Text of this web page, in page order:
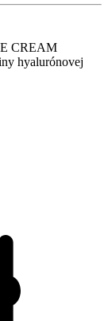
CREAM
hyalurónovej